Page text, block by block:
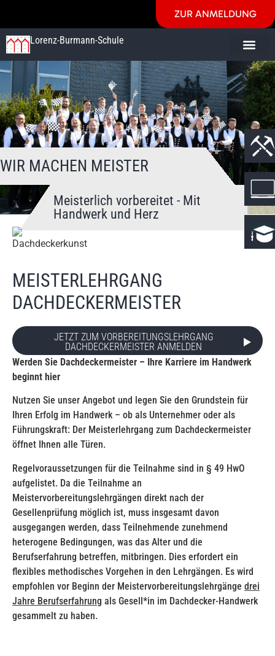
ZUR ANMELDUNG
Lorenz-Burmann-Schule
WIR MACHEN MEISTER
Meisterlich vorbereitet - Mit
Handwerk und Herz
MEISTERLEHRGANG
DACHDECKERMEISTER
JETZT ZUM VORBEREITUNGSLEHRGANG
DACHDECKERMEISTER ANMELDEN
Werden Sie Dachdeckermeister – Ihre Karriere im Handwerk
beginnt hier
Nutzen Sie unser Angebot und legen Sie den Grundstein für
Ihren Erfolg im Handwerk – ob als Unternehmer oder als
Führungskraft: Der Meisterlehrgang zum Dachdeckermeister
öffnet Ihnen alle Türen.
Regelvoraussetzungen für die Teilnahme sind in § 49 HwO
aufgelistet. Da die Teilnahme an
Meistervorbereitungslehrgängen direkt nach der
Gesellenprüfung möglich ist, muss insgesamt davon
ausgegangen werden, dass Teilnehmende zunehmend
heterogene Bedingungen, was das Alter und die
Berufserfahrung betreffen, mitbringen. Dies erfordert ein
flexibles methodisches Vorgehen in den Lehrgängen. Es wird
empfohlen vor Beginn der Meistervorbereitungslehrgänge drei
Jahre Berufserfahrung als Gesell*in im Dachdecker-Handwerk
gesammelt zu haben.